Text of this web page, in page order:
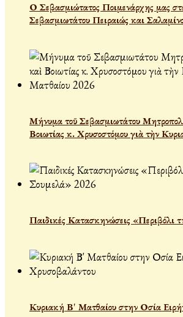
Ο Σεβασμιώτατος Ποιμενάρχης μας
Σεβασμιωτάτου Πειραιώς και
Μήνυμα τοῦ Σεβασμιωτάτου
Βοιωτίας κ. Χρυσοστόμου γιὰ τὴν
Παιδικές Κατασκηνώσεις «Περιβόλι
Κυριακή Β' Ματθαίου στην Οσία